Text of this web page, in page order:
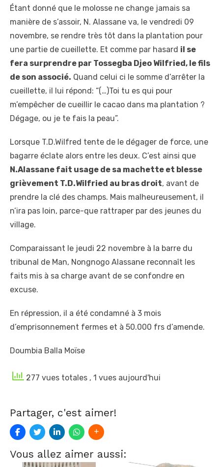
Étant donné que le molosse ne change jamais sa
manière de s’assoir, N. Alassane va, le vendredi 09
novembre, se rendre très tôt dans la plantation pour
une partie de cueillette. Et comme par hasard il se
fera surprendre par Tossegba Djeo Wilfried, le fils
de son associé. Quand celui ci le somme d’arrêter la
cueillette, il lui répond: “(…)Toi tu es qui pour
m’empêcher de cueillir le cacao dans ma plantation ?
Dégage, ou je te fais la peau”.
Lorsque T.D.Wilfred tente de le dégager de force, une
bagarre éclate alors entre les deux. C’est ainsi que
N.Alassane fait usage de sa machette et blesse
grièvement T.D.Wilfried au bras droit, avant de
prendre la clé des champs. Mais malheureusement, il
n’ira pas loin, parce-que rattraper par des jeunes du
village.
Comparaissant le jeudi 22 novembre à la barre du
tribunal de Man, Nongnogo Alassane reconnaît les
faits mis à sa charge avant de se confondre en
excuse.
En répression, il a été condamné à 3 mois
d’emprisonnement fermes et à 50.000 frs d’amende.
Doumbia Balla Moïse
277 vues totales , 1 vues aujourd'hui
Partager, c'est aimer!
Vous allez aimer aussi: